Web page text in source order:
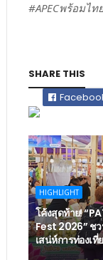
#APECพร้อมไท
SHARE THIS
HIGHLIGHT
โค้งสุดท้าย!
Fest 2026” ช
เสน่ห์การท่องเที่